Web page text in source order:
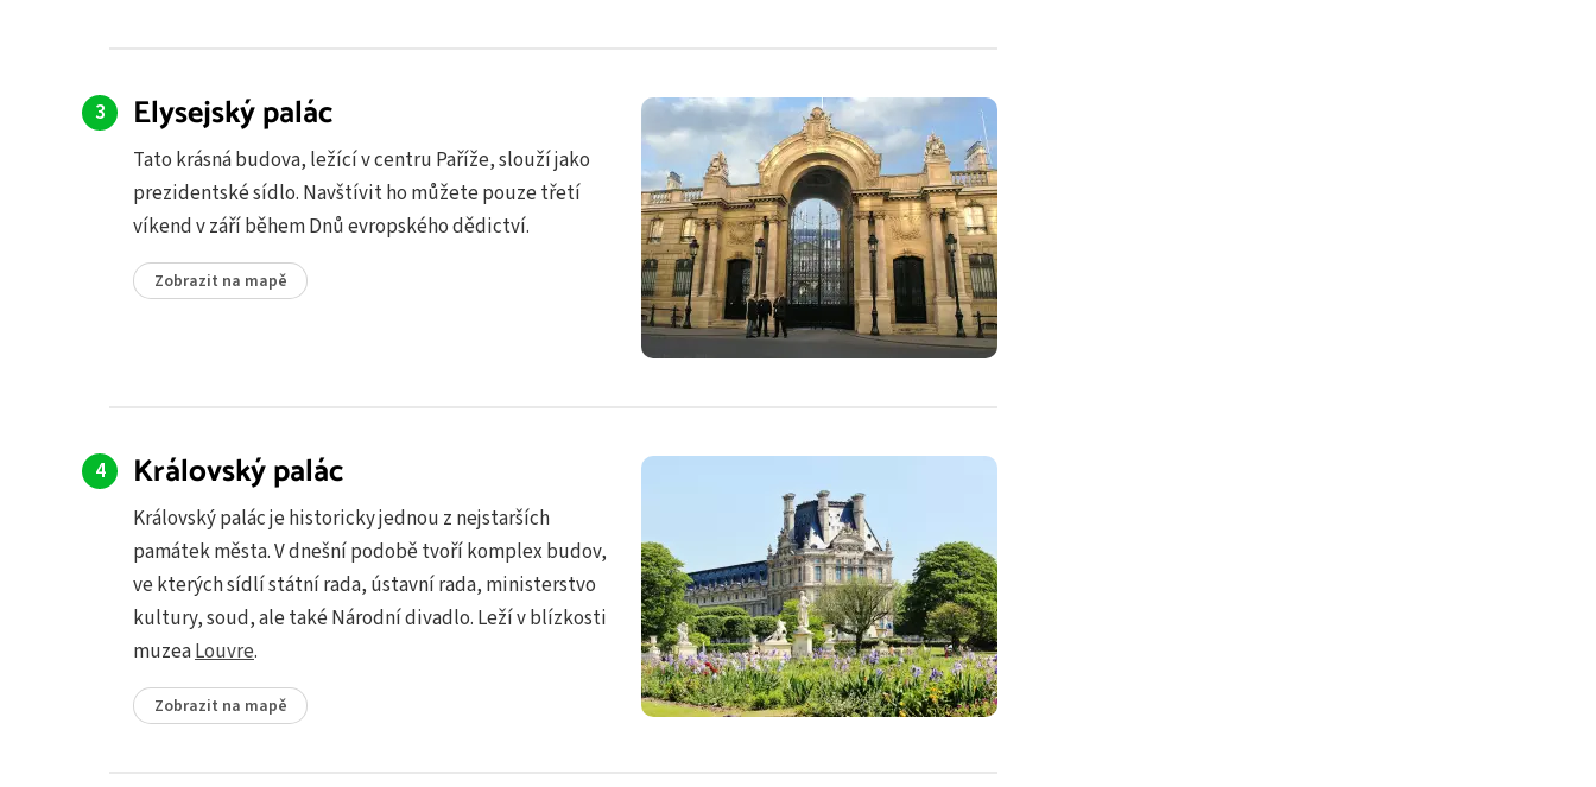
Elysejský palác
Tato krásná budova, ležící v centru Paříže, slouží jako
prezidentské sídlo. Navštívit ho můžete pouze třetí
víkend v září během Dnů evropského dědictví.
Zobrazit na mapě
Královský palác
Královský palác je historicky jednou z nejstarších
památek města. V dnešní podobě tvoří komplex budov,
ve kterých sídlí státní rada, ústavní rada, ministerstvo
kultury, soud, ale také Národní divadlo. Leží v blízkosti
muzeaLouvre.
Zobrazit na mapě